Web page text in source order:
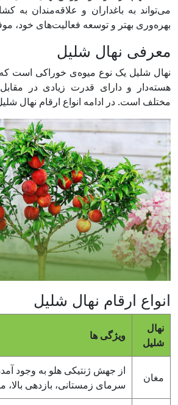
می‌تواند به باغداران و علاقه‌مندان به
بهره‌وری بهتر و توسعه فعالیت‌های خود،
معرفی نهال شلیل
نهال شلیل یک نوع میوه‌ی خوراکی است که
هسته‌دار و دارای قدرت زیادی در
مختلف است. در ادامه انواع ارقام نهال
انواع ارقام نهال شلیل
نهال
شلیل
ویژگی ها
مغان
از جهش ژنتیکی هلو به وجود
سرمای زمستانی، بازدهی بالا،